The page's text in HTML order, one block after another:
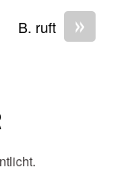
»
B. ruft